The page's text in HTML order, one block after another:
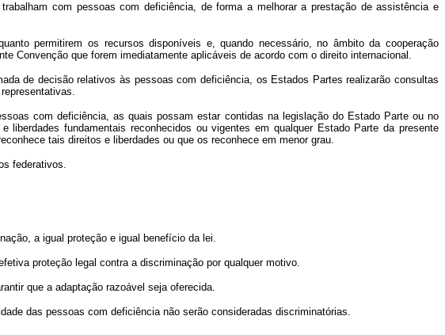
com pessoas com deficiência, de forma a melhorar a prestação de assistência e
permitirem os recursos disponíveis e, quando necessário, no âmbito da cooperação
Convenção que forem imediatamente aplicáveis de acordo com o direito internacional.
de decisão relativos às pessoas com deficiência, os Estados Partes realizarão consultas
com deficiência, as quais possam estar contidas na legislação do Estado Parte ou no
fundamentais reconhecidos ou vigentes em qualquer Estado Parte da presente
tais direitos e liberdades ou que os reconhece em menor grau.
federativos.
a igual proteção e igual benefício da lei.
proteção legal contra a discriminação por qualquer motivo.
que a adaptação razoável seja oferecida.
das pessoas com deficiência não serão consideradas discriminatórias.